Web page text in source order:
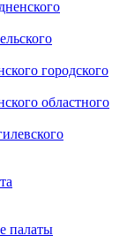
городского
областного
палаты